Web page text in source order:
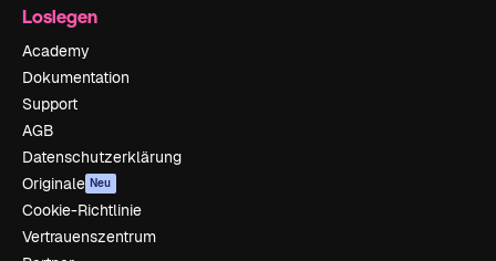
Loslegen
Academy
Dokumentation
Support
AGB
Datenschutzerklärung
Originale Neu
Cookie-Richtlinie
Vertrauenszentrum